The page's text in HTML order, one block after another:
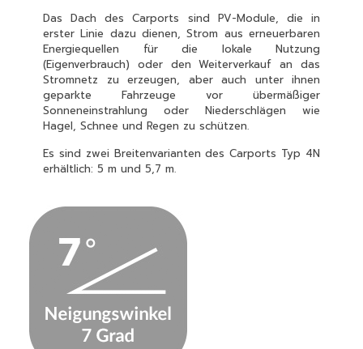
Das Dach des Carports sind PV-Module, die in
erster Linie dazu dienen, Strom aus erneuerbaren
Energiequellen für die lokale Nutzung
(Eigenverbrauch) oder den Weiterverkauf an das
Stromnetz zu erzeugen, aber auch unter ihnen
geparkte Fahrzeuge vor übermäßiger
Sonneneinstrahlung oder Niederschlägen wie
Hagel, Schnee und Regen zu schützen.
Es sind zwei Breitenvarianten des Carports Typ 4N
erhältlich: 5 m und 5,7 m.